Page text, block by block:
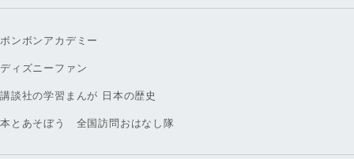
ボンボンアカデミー
ディズニーファン
講談社の学習まんが 日本の歴史
本とあそぼう 全国訪問おはなし隊